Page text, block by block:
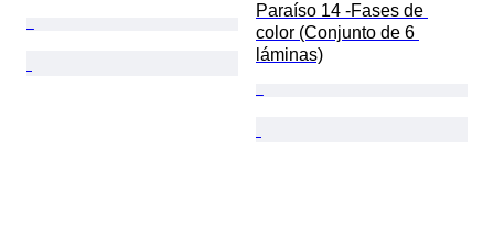
Paraíso 14 -Fases de
color (Conjunto de 6
láminas)